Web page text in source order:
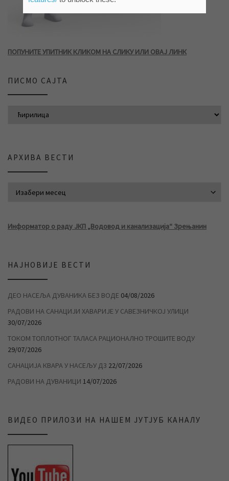
ПОПУНИТЕ УПИТНИК КЛИКОМ НА СЛИКУ ИЛИ ОВАЈ ЛИНК
ПИСМО САЈТА
АРХИВА ВЕСТИ
Информатор о раду ЈКП „Водовод и канализација“ Зрењанин
НАЈНОВИЈЕ ВЕСТИ
ДЕО НАСЕЉА ДУВАНИКА БЕЗ ВОДЕ 04/08/2026
РАДОВИ НА САНАЦИЈИ ХАВАРИЈЕ У САВЕЗНИЧКОЈ УЛИЦИ
30/07/2026
ТОКОМ ТОПЛОТНОГ ТАЛАСА РАЦИОНАЛНО ТРОШИТЕ ВОДУ
29/07/2026
САНАЦИЈА КВАРА У НАСЕЉУ Д3 22/07/2026
РАДОВИ НА ДУВАНИЦИ 14/07/2026
ВИДЕО ПРИЛОЗИ НА НАШЕМ ЈУТЈУБ КАНАЛУ